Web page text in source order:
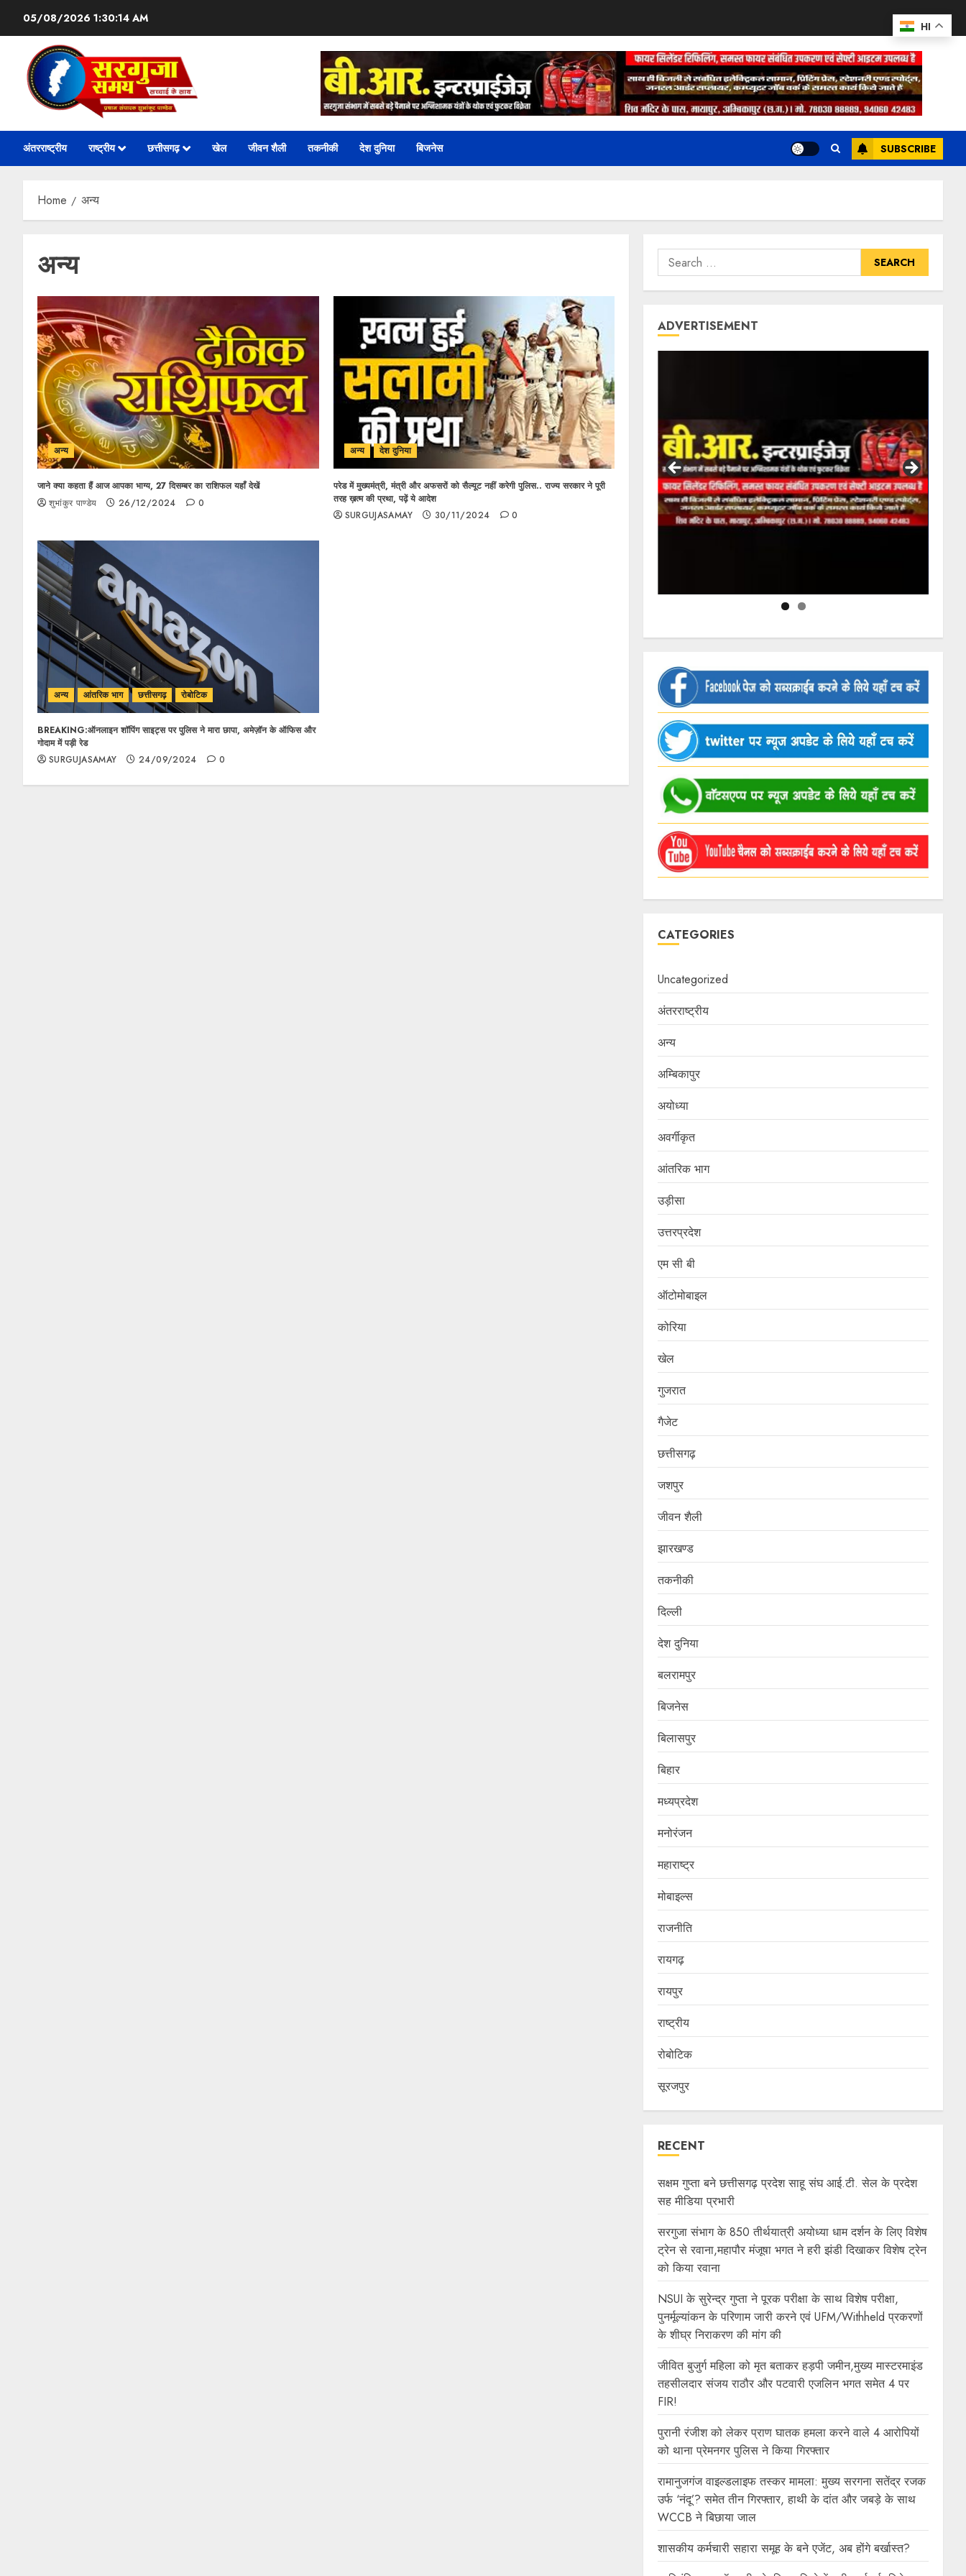
05/08/2026 1:30:15 AM
अंतरराष्ट्रीय राष्ट्रीय छत्तीसगढ़ खेल जीवन शैली तकनीकी देश दुनिया बिजनेस SUBSCRIBE
Home अन्य
अन्य
अन्य
जाने क्या कहता हैं आज आपका भाग्य, 27 दिसम्बर का राशिफल यहाँ देखें
शुभांकुर पाण्डेय
26/12/2024 0
अन्य देश दुनिया
परेड में मुख्यमंत्री, मंत्री और अफसरों को सैल्यूट नहीं करेगी पुलिस.. राज्य सरकार ने पूरी
तरह ख़त्म की प्रथा, पढ़ें ये आदेश
SURGUJASAMAY
30/11/2024 0
अन्य आंतरिक भाग छत्तीसगढ़ रोबोटिक
BREAKING:ऑनलाइन शॉपिंग साइट्स पर पुलिस ने मारा छापा, अमेज़ॉन के ऑफिस और
गोदाम में पड़ी रेड
SURGUJASAMAY
24/09/2024 0
ADVERTISEMENT
CATEGORIES
Uncategorized
अंतरराष्ट्रीय
अन्य
अम्बिकापुर
अयोध्या
अवर्गीकृत
आंतरिक भाग
उड़ीसा
उत्तरप्रदेश
एम सी बी
ऑटोमोबाइल
कोरिया
खेल
गुजरात
गैजेट
छत्तीसगढ़
जशपुर
जीवन शैली
झारखण्ड
तकनीकी
दिल्ली
देश दुनिया
बलरामपुर
बिजनेस
बिलासपुर
बिहार
मध्यप्रदेश
मनोरंजन
महाराष्ट्र
मोबाइल्स
राजनीति
रायगढ़
रायपुर
राष्ट्रीय
रोबोटिक
सूरजपुर
RECENT
सक्षम गुप्ता बने छत्तीसगढ़ प्रदेश साहू संघ आई.टी. सेल के प्रदेश
सह मीडिया प्रभारी
सरगुजा संभाग के 850 तीर्थयात्री अयोध्या धाम दर्शन के लिए विशेष
ट्रेन से रवाना,महापौर मंजूषा भगत ने हरी झंडी दिखाकर विशेष ट्रेन
को किया रवाना
NSUI के सुरेन्द्र गुप्ता ने पूरक परीक्षा के साथ विशेष परीक्षा,
पुनर्मूल्यांकन के परिणाम जारी करने एवं UFM/Withheld प्रकरणों
के शीघ्र निराकरण की मांग की
जीवित बुजुर्ग महिला को मृत बताकर हड़पी जमीन,मुख्य मास्टरमाइंड
तहसीलदार संजय राठौर और पटवारी एजलिन भगत समेत 4 पर
FIR!
पुरानी रंजीश को लेकर प्राण घातक हमला करने वाले 4 आरोपियों
को थाना प्रेमनगर पुलिस ने किया गिरफ्तार
रामानुजगंज वाइल्डलाइफ तस्कर मामला: मुख्य सरगना सतेंद्र रजक
उर्फ ‘नंदू’? समेत तीन गिरफ्तार, हाथी के दांत और जबड़े के साथ
WCCB ने बिछाया जाल
शासकीय कर्मचारी सहारा समूह के बने एजेंट, अब होंगे बर्खास्त?
HI